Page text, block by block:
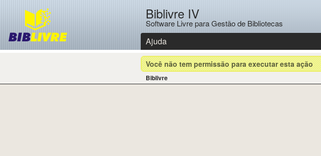
Biblivre IV
Software Livre para Gestão de Bibliotecas
Ajuda
Você não tem permissão para executar esta ação
Biblivre